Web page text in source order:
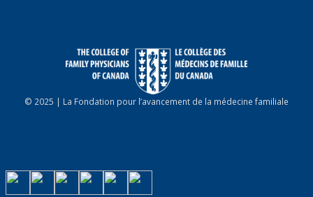
© 2025 | La Fondation pour l’avancement de la médecine familiale